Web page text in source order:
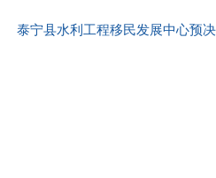
泰宁县水利工程移民发展中心预